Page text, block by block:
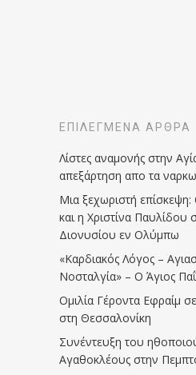
ΕΠΙΛΕΓΜΈΝΑ ΆΡΘΡΑ
Λίστες αναμονής στην
απεξάρτηση απο τα
Μια ξεχωριστή
και η Χριστίνα Παυλίδου
Διονυσίου εν Ολύμπω
«Καρδιακός Λόγος –
Νοσταλγία» – Ο Άγιος
Ομιλία Γέροντα Εφραίμ
στη Θεσσαλονίκη
Συνέντευξη του
Αγαθοκλέους στην